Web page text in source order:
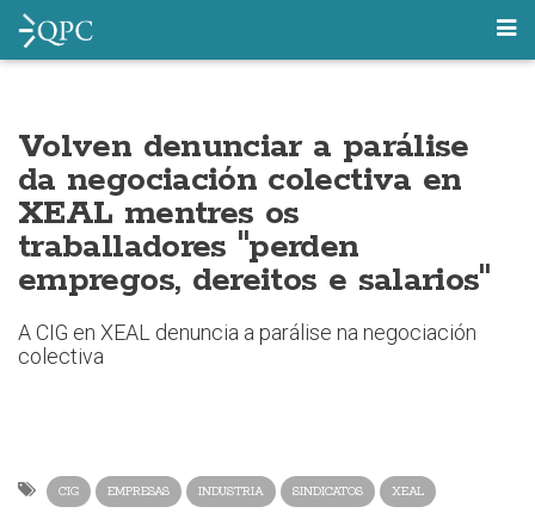
Volven denunciar a parálise
da negociación colectiva en
XEAL mentres os
traballadores "perden
empregos, dereitos e salarios"
A CIG en XEAL denuncia a parálise na negociación
colectiva
CIG EMPRESAS INDUSTRIA SINDICATOS XEAL